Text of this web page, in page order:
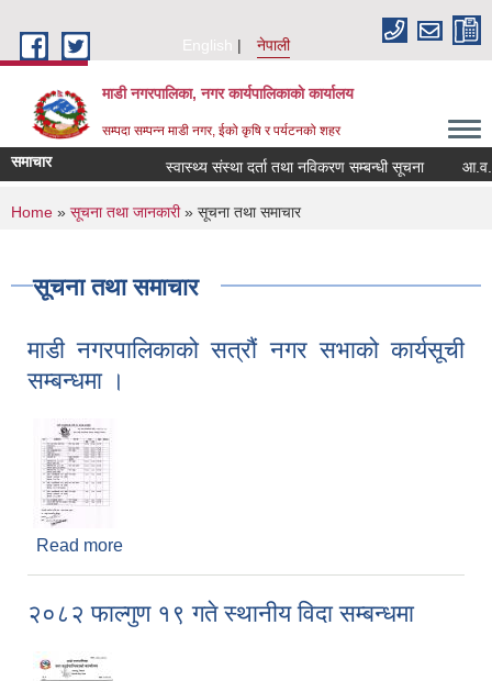
English
नेपाली
माडी नगरपालिका, नगर कार्यपालिकाकाे कार्यालय
सम्पदा सम्पन्न माडी नगर, ईको कृषि र पर्यटनको शहर
समाचार स्वास्थ्य संस्था दर्ता तथा नविकरण सम्बन्धी सूचना आ.व.
You are here
Home » सूचना तथा जानकारी» सूचना तथा समाचार
सूचना तथा समाचार
माडी नगरपालिकाको सत्रौं नगर सभाको कार्यसूची
सम्बन्धमा ।
Read more
२०८२ फाल्गुण १९ गते स्थानीय विदा सम्बन्धमा